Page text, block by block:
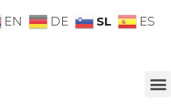
EN DE SL ES